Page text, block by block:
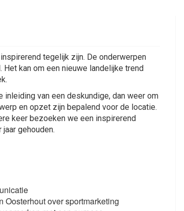
tegelijk zijn. De onderwerpen
kan om een nieuwe landelijke trend
van een deskundige, dan weer om
en opzet zijn bepalend voor de locatie.
keer bezoeken we een inspirerend
gehouden.
Oosterhout over sportmarketing